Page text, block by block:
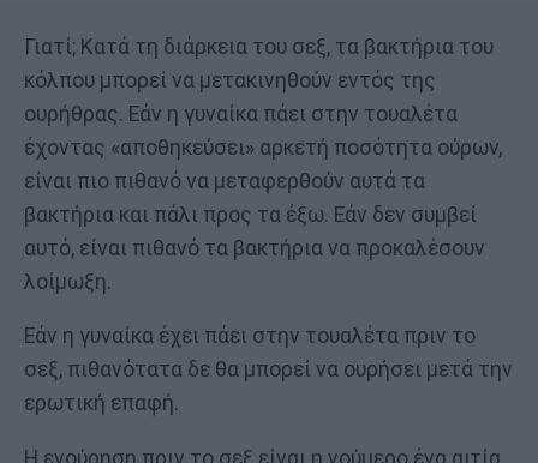
Γιατί; Κατά τη διάρκεια του σεξ, τα βακτήρια του
κόλπου μπορεί να μετακινηθούν εντός της
ουρήθρας. Εάν η γυναίκα πάει στην τουαλέτα
έχοντας «αποθηκεύσει» αρκετή ποσότητα ούρων,
είναι πιο πιθανό να μεταφερθούν αυτά τα
βακτήρια και πάλι προς τα έξω. Εάν δεν συμβεί
αυτό, είναι πιθανό τα βακτήρια να προκαλέσουν
λοίμωξη.
Εάν η γυναίκα έχει πάει στην τουαλέτα πριν το
σεξ, πιθανότατα δε θα μπορεί να ουρήσει μετά την
ερωτική επαφή.
Η ενούρηση πριν το σεξ είναι η νούμερο ένα αιτία